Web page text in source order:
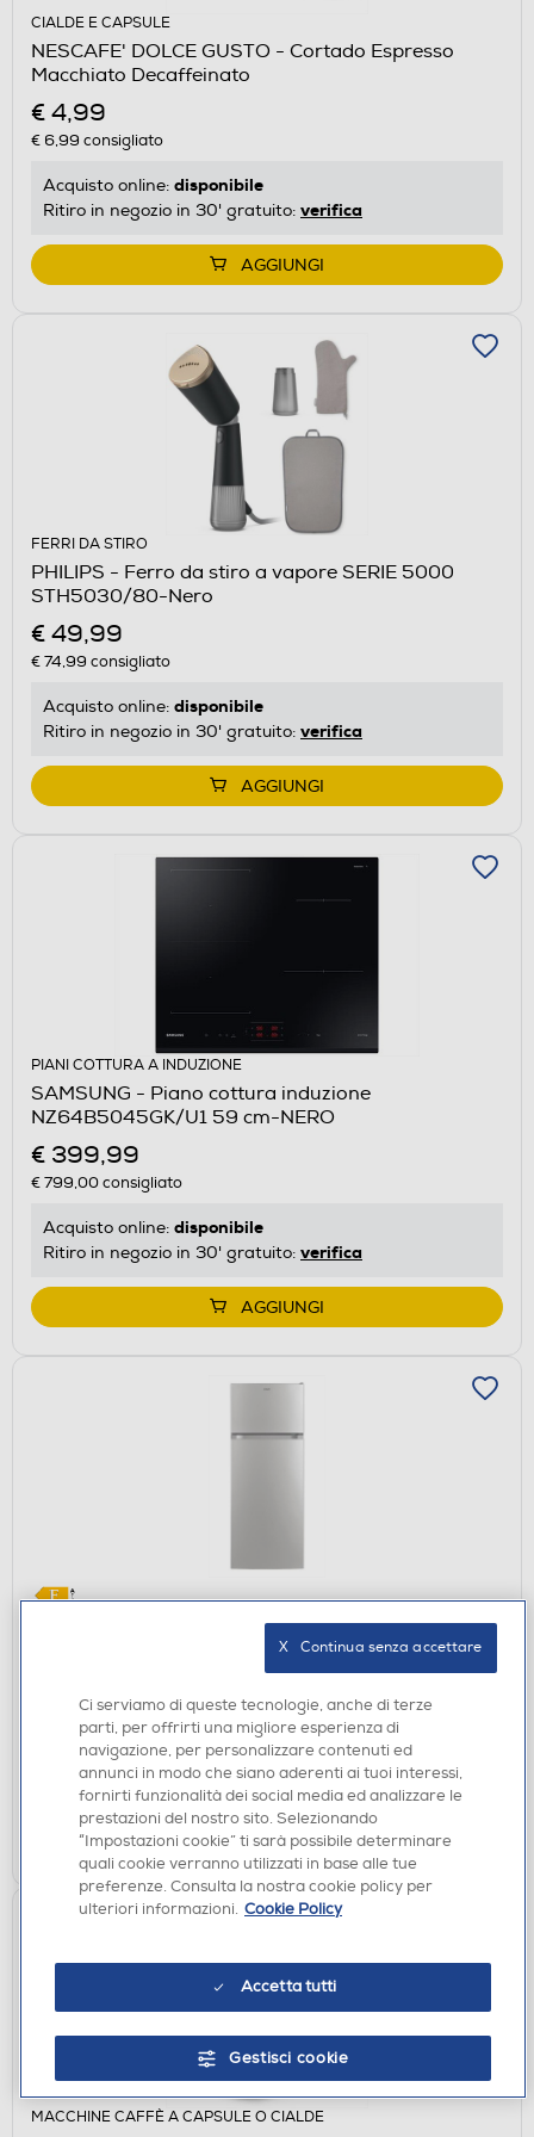
CIALDE E CAPSULE
NESCAFE' DOLCE GUSTO - Cortado Espresso
Macchiato Decaffeinato
€ 4,99
€ 6,99 consigliato
Acquisto online: disponibile
Ritiro in negozio in 30' gratuito: verifica
AGGIUNGI
FERRI DA STIRO
PHILIPS - Ferro da stiro a vapore SERIE 5000
STH5030/80-Nero
€ 49,99
€ 74,99 consigliato
Acquisto online: disponibile
Ritiro in negozio in 30' gratuito: verifica
AGGIUNGI
PIANI COTTURA A INDUZIONE
SAMSUNG - Piano cottura induzione
NZ64B5045GK/U1 59 cm-NERO
€ 399,99
€ 799,00consigliato
Acquisto online: disponibile
Ritiro in negozio in 30' gratuito: verifica
AGGIUNGI
CANDY - Frigorifero 2 porte CDG1S514ES Classe E
€ 279,00
Acquisto online: disponibile
Ritiro in negozio in 30' gratuito:verifica
AGGIUNGI
MACCHINE CAFFÈ A CAPSULE O CIALDE
Ci serviamo di queste tecnologie, anche di terze
parti, per offrirti una migliore esperienza di
navigazione, per personalizzare contenuti ed
annunci in modo che siano aderenti ai tuoi interessi,
fornirti funzionalità dei social media ed analizzare le
prestazioni del nostro sito. Selezionando
“Impostazioni cookie” ti sarà possibile determinare
quali cookie verranno utilizzati in base alle tue
preferenze. Consulta la nostra cookie policy per
ulteriori informazioni. Cookie Policy
Accetta tutti
Gestisci cookie
X   Continua senza accettare